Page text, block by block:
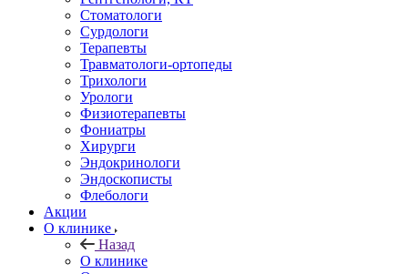
Стоматологи
Сурдологи
Терапевты
Травматологи-ортопеды
Трихологи
Урологи
Физиотерапевты
Фониатры
Хирурги
Эндокринологи
Эндоскописты
Флебологи
Акции
О клинике
Назад
О клинике